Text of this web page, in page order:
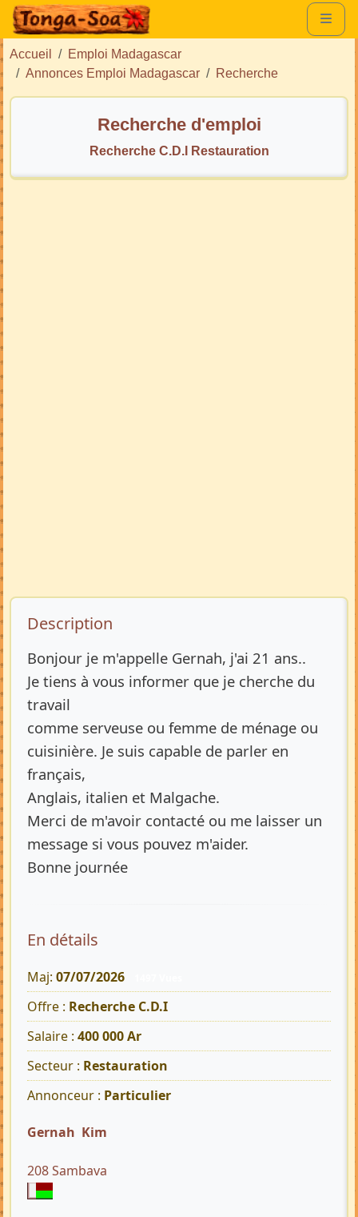
Accueil
Emploi Madagascar
Annonces Emploi Madagascar
Recherche
Recherche d'emploi
Recherche C.D.I Restauration
Description de l’annonce
Description
Bonjour je m'appelle Gernah, j'ai 21 ans..
Je tiens à vous informer que je cherche du
travail
comme serveuse ou femme de ménage ou
cuisinière. Je suis capable de parler en
français,
Anglais, italien et Malgache.
Merci de m'avoir contacté ou me laisser un
message si vous pouvez m'aider.
Bonne journée
En détails
Maj: 07/07/2026
Offre : Recherche C.D.I
Salaire : 400 000 Ar
Secteur : Restauration
Annonceur : Particulier
Gernah Kim
208 Sambava